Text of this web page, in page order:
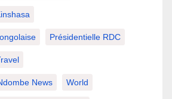
Présidentielle RDC
News World